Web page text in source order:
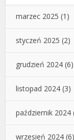
marzec 2025 (1)
styczeń 2025 (2)
grudzień 2024 (6)
listopad 2024 (3)
październik 2024
wrzesień 2024 (6)